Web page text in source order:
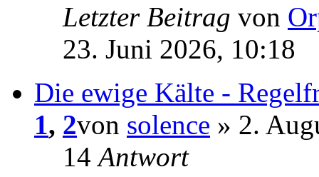
Letzter Beitrag von
23. Juni 2026, 10:18
Die ewige Kälte -
1, 2von solence » 2.
14Antwort